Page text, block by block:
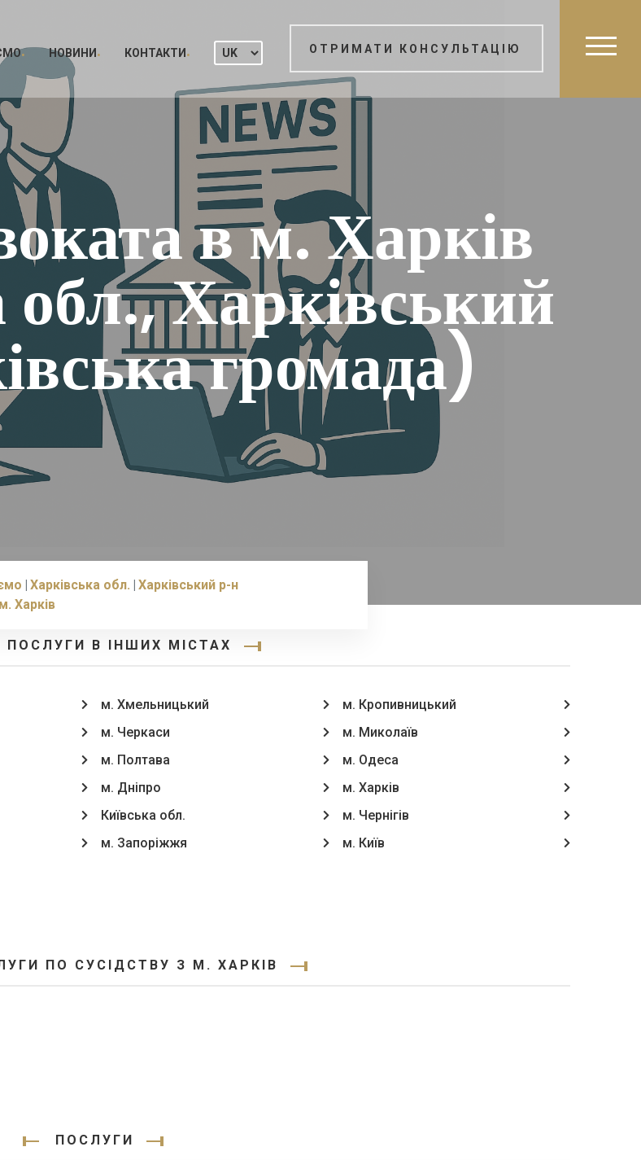
НОВИНИ КОНТАКТИ ОТРИМАТИ КОНСУЛЬТАЦІЮ
в м. Харків
Харківський
громада)
Харківська обл. Харківський р-н
м. Харків
ПОСЛУГИ В ІНШИХ МІСТАХ
м. Хмельницький
м. Черкаси
м. Полтава
м. Дніпро
Київська обл.
м. Запоріжжя
м. Кропивницький
м. Миколаїв
м. Одеса
м. Харків
м. Чернігів
м. Київ
ПО СУСІДСТВУ З М. ХАРКІВ
ПОСЛУГИ